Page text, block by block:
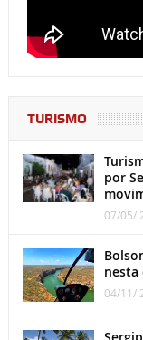
TURISMO
por
07/05/
nesta
04/11/